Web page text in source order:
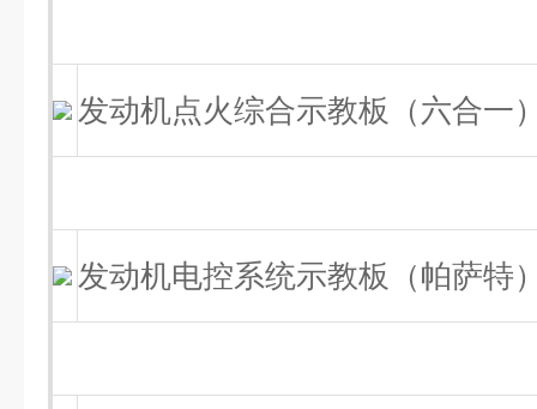
发动机点火综合示教板（六合一
发动机电控系统示教板（帕萨特